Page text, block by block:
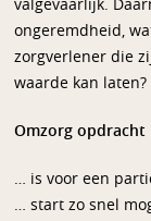
valgevaarlijk.
ongeremdheid,
zorgverlener die
waarde kan laten?
Omzorg opdracht
… is voor een
… start zo snel